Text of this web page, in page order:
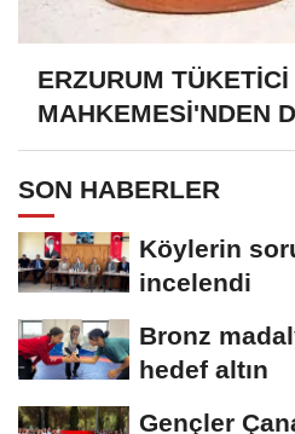
ERZURUM TÜKETİCİ
MAHKEMESİ'NDEN
SON HABERLER
Köylerin
incelendi
Bronz
hedef altın
Gençler